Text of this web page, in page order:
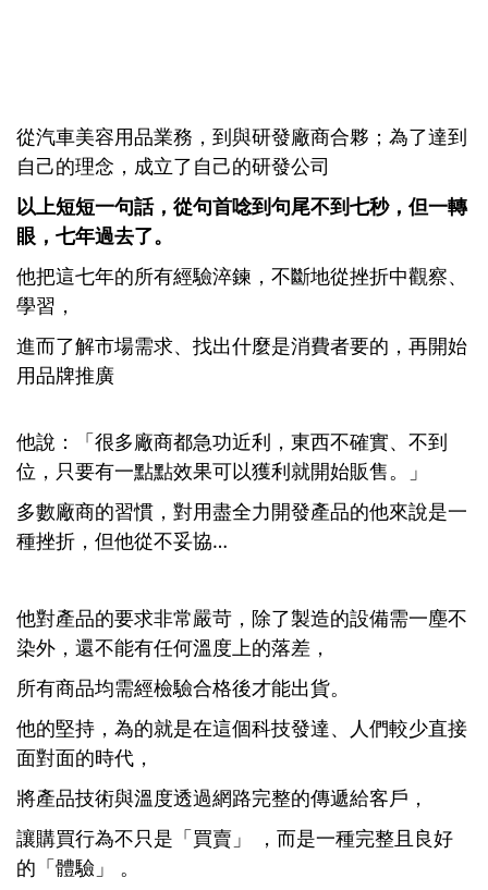
從汽車美容用品業務，到與研發廠商合夥；為了達到
自己的理念，成立了自己的研發公司
以上短短一句話，從句首唸到句尾不到七秒，但一轉
眼，七年過去了。
他把這七年的所有經驗淬鍊，不斷地從挫折中觀察、
學習，
進而了解市場需求、找出什麼是消費者要的，再開始
用品牌推廣
他說：「很多廠商都急功近利，東西不確實、不到
位，只要有一點點效果可以獲利就開始販售。」
多數廠商的習慣，對用盡全力開發產品的他來說是一
種挫折，但他從不妥協…
他對產品的要求非常嚴苛，除了製造的設備需一塵不
染外，還不能有任何溫度上的落差，
所有商品均需經檢驗合格後才能出貨。
他的堅持，為的就是在這個科技發達、人們較少直接
面對面的時代，
將產品技術與溫度透過網路完整的傳遞給客戶，
讓購買行為不只是「買賣」 ，而是一種完整且良好
的「體驗」 。